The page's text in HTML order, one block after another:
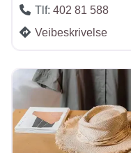
Tlf: 402 81 588
Veibeskrivelse